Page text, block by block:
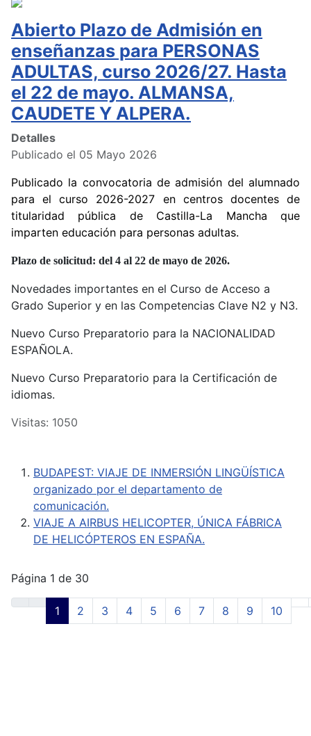
Abierto Plazo de Admisión en
enseñanzas para PERSONAS
ADULTAS, curso 2026/27. Hasta
el 22 de mayo. ALMANSA,
CAUDETE Y ALPERA.
Detalles
Publicado el 05 Mayo 2026
Publicado la convocatoria de admisión del alumnado
para el curso 2026-2027 en centros docentes de
titularidad pública de Castilla-La Mancha que
imparten educación para personas adultas.
Plazo de solicitud: del 4 al 22 de mayo de 2026.
Novedades importantes en el Curso de Acceso a
Grado Superior y en las Competencias Clave N2 y N3.
Nuevo Curso Preparatorio para la NACIONALIDAD
ESPAÑOLA.
Nuevo Curso Preparatorio para la Certificación de
idiomas.
Visitas: 1050
BUDAPEST: VIAJE DE INMERSIÓN LINGÜÍSTICA
organizado por el departamento de
comunicación.
VIAJE A AIRBUS HELICOPTER, ÚNICA FÁBRICA
DE HELICÓPTEROS EN ESPAÑA.
Página 1 de 30
1 2 3 4 5 6 7 8 9 10